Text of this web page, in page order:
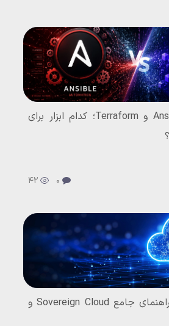
مقایسه جامع Ansible و Terraform؛ کدام ابزار برای
0
42
ابر بومی چیست؟ راهنمای جامع Sovereign Cloud و